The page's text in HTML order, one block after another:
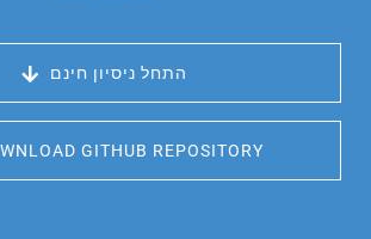
התחל ניסיון חינם
GITHUB REPOSITORY